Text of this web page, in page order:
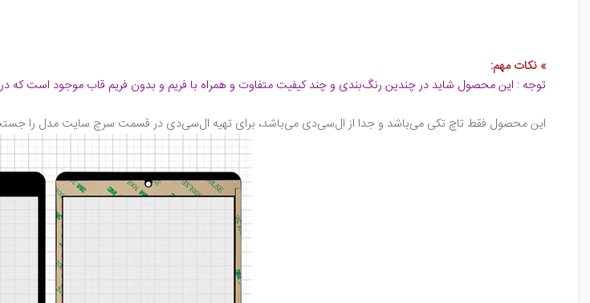
» نکات مهم:
توجه : این محصول شاید در چندین رنگ‌بندی و چند کیفیت متفاوت و همراه با فریم و بدون فریم قاب موجود است که
این محصول فقط تاچ تکی می‌باشد و جدا از ال‌سی‌دی می‌باشد، برای تهیه ال‌سی‌دی در قسمت سرچ سایت مدل را